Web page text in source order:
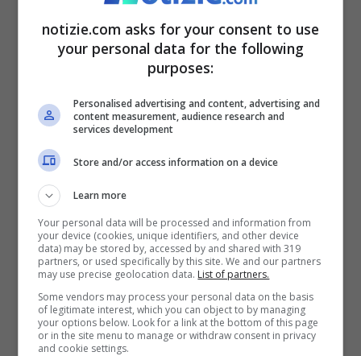
ma è stata meno discussa di quella di
Bezos.
Laprovincia di Sienaè stata invece la
meta delle nozze del figlio di
Jakee dell’attriceMillie Bobby Brown
sempre nel 2024. Andando a scavare
indietro nel tempo potremmo elencarne
molti altri ma quelli che abbiamo scelto
bastano a far comprendere che l’Italia è
una delle mete preferite per i matrimoni
delle star internazionali.
notizie.com asks for your consent to use
your personal data for the following
purposes:
Personalised advertising and content, advertising and
content measurement, audience research and
services development
Store and/or access information on a device
Learn more
Your personal data will be processed and information from
your device (cookies, unique identifiers, and other device
data) may be stored by, accessed by and shared with 319
partners, or used specifically by this site. We and our partners
may use precise geolocation data. List of partners.
Some vendors may process your personal data on the basis
of legitimate interest, which you can object to by managing
your options below. Look for a link at the bottom of this page
or in the site menu to manage or withdraw consent in privacy
and cookie settings.